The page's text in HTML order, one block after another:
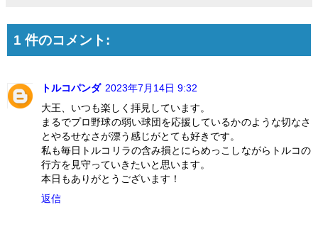
1 件のコメント:
トルコパンダ 2023年7月14日 9:32
大王、いつも楽しく拝見しています。
まるでプロ野球の弱い球団を応援しているかのような切なさ
とやるせなさが漂う感じがとても好きです。
私も毎日トルコリラの含み損とにらめっこしながらトルコの
行方を見守っていきたいと思います。
本日もありがとうございます！
返信